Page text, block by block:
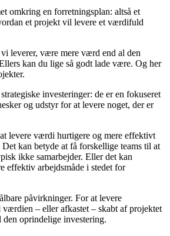
omkring en forretningsplan: altså et
et projekt vil levere et værdifuld
leverer, være mere værd end al den
kan du lige så godt lade være. Og her
investeringer: de er en fokuseret
og udstyr for at levere noget, der er
levere værdi hurtigere og mere effektivt
kan betyde at få forskellige teams til at
ikke samarbejder. Eller det kan
effektiv arbejdsmåde i stedet for
påvirkninger. For at levere
værdien – eller afkastet – skabt af projektet
oprindelige investering.